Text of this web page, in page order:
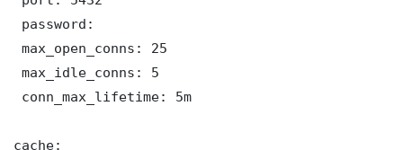
password:
max_open_conns: 25
max_idle_conns: 5
conn_max_lifetime: 5m
cache: